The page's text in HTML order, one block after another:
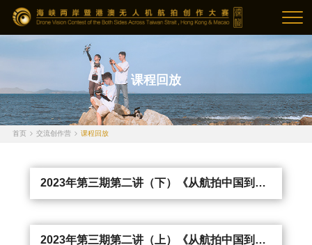
课程回放
首页 交流创作营 课程回放
2023年第三期第二讲（下）《从航拍中国到消失的她——不同类型片中的航拍解析》
2023年第三期第二讲（上）《从航拍中国到消失的她——不同类型片中的航拍解析》